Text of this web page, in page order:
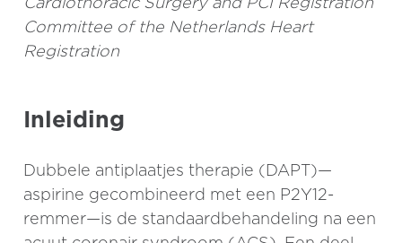
Committee of the Netherlands Heart
Registration
Inleiding
Dubbele antiplaatjes therapie (DAPT)—
aspirine gecombineerd met een P2Y12-
remmer—is de standaardbehandeling na een